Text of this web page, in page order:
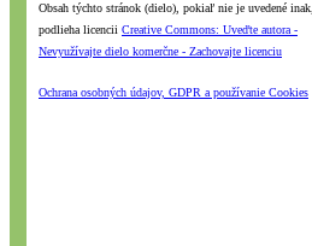
Obsah týchto stránok (dielo), pokiaľ nie je uvedené inak,
podlieha licencii Creative Commons: Uveďte autora -
Nevyužívajte dielo komerčne - Zachovajte licenciu
Ochrana osobných údajov, GDPR a používanie Cookies